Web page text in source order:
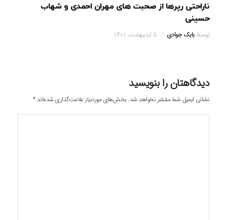
ناراحتی رپرها از صحبت های مهران احمدی و شهاب
حسینی
توسطبابک جوادی 5 اردیبهشت, 1401
دیدگاهتان را بنویسید
نشانی ایمیل شما منتشر نخواهد شد. بخش‌های موردنیاز علامت‌گذاری شده‌اند*